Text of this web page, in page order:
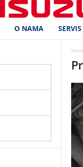
O NAMA SERVIS